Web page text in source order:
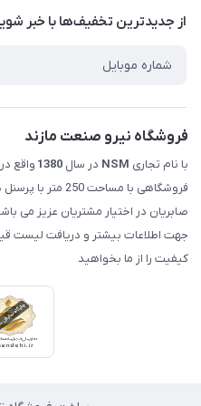
درباره ما
راهنما
از جدید‌ترین تخفیف‌ها با‌ خبر
فروشگاه نیرو صنعت مازند
با نام تجاری NSM در سال 1380 واقع
فروشگاهی با
صابریان در اختیار مشتریان عزیز می
جهت اطلاعات بیشتر و دریافت لیست
کیفیت را از ما بخواهید